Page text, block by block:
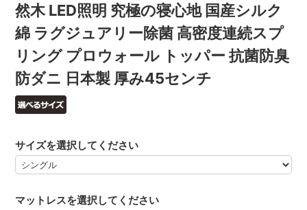
然木 LED照明 究極の寝心地 国産シルク
綿 ラグジュアリー除菌 高密度連続スプ
リング プロウォール トッパー 抗菌防臭
防ダニ 日本製 厚み45センチ
サイズを選択してください
マットレスを選択してください